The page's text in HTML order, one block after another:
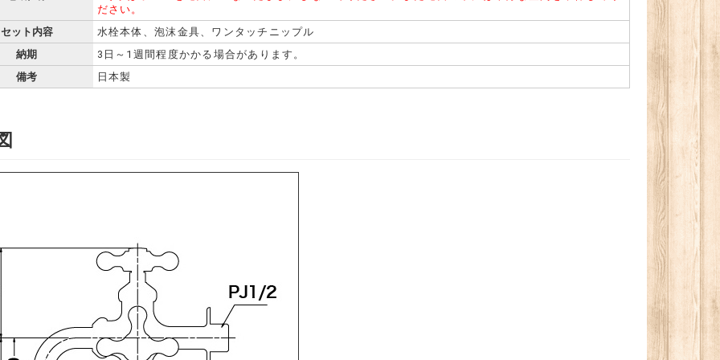
ださい。
セット内容
水栓本体、泡沫金具、ワンタッチニップル
納期
3日～1週間程度かかる場合があります。
備考
日本製